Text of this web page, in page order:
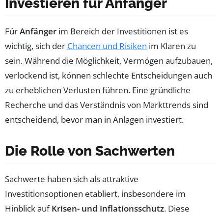
Investieren für Anfänger
FürAnfänger im Bereich der Investitionen ist es
wichtig, sich der Chancen und Risiken im Klaren zu
sein. Während die Möglichkeit, Vermögen aufzubauen,
verlockend ist, können schlechte Entscheidungen auch
zu erheblichen Verlusten führen. Eine gründliche
Recherche und das Verständnis von Markttrends sind
entscheidend, bevor man in Anlagen investiert.
Die Rolle von Sachwerten
Sachwerte haben sich als attraktive
Investitionsoptionen etabliert, insbesondere im
Hinblick aufKrisen- und Inflationsschutz. Diese